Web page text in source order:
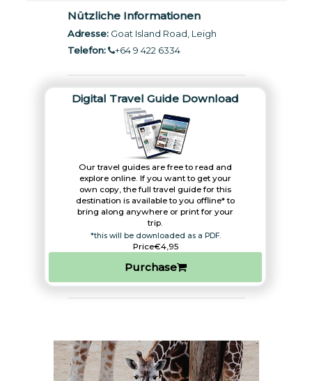
Nützliche Informationen
Adresse:Goat Island Road, Leigh
Telefon:
+64 9 422 6334
Digital Travel Guide Download
Our travel guides are free to read and
explore online. If you want to get your
own copy, the full travel guide for this
destination is available to you offline* to
bring along anywhere or print for your
trip.​
*this will be downloaded as a PDF.
Price€4,95
Purchase